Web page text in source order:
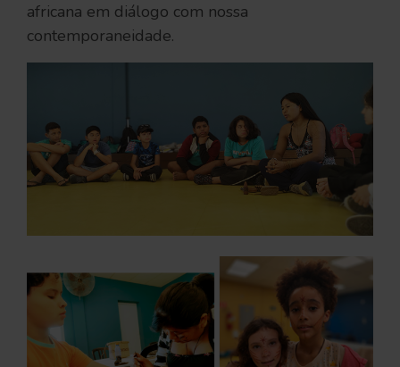
africana em diálogo com nossa
contemporaneidade.